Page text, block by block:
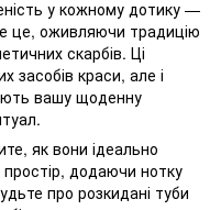
у кожному дотику —
це, оживляючи традицію
скарбів. Ці
засобів краси, але і
вашу щоденну
як вони ідеально
додаючи нотку
про розкидані туби